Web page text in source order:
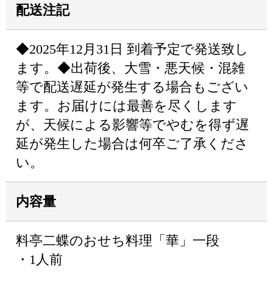
配送注記
◆2025年12月31日 到着予定で発送致し
ます。◆出荷後、大雪・悪天候・混雑
等で配送遅延が発生する場合もござい
ます。お届けには最善を尽くします
が、天候による影響等でやむを得ず遅
延が発生した場合は何卒ご了承くださ
い。
内容量
料亭二蝶のおせち料理「華」一段
・1人前